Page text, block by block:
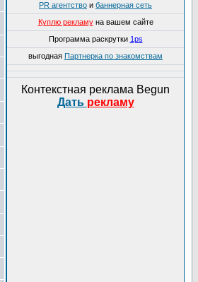
PR агентство и баннерная сеть
Куплю рекламуна вашем сайте
Программа раскрутки 1ps
выгодная Партнерка по знакомствам
Контекстная реклама Begun
Дать рекламу